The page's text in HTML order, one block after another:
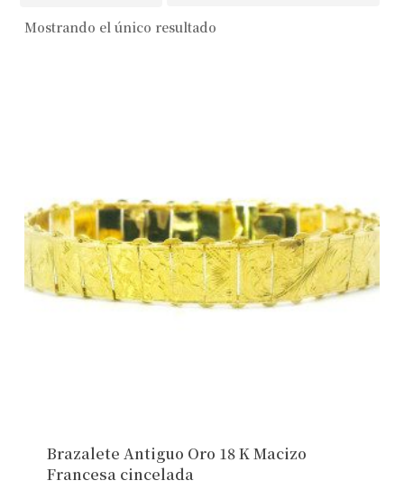
Mostrando el único resultado
Brazalete Antiguo Oro 18 K Macizo
Francesa cincelada